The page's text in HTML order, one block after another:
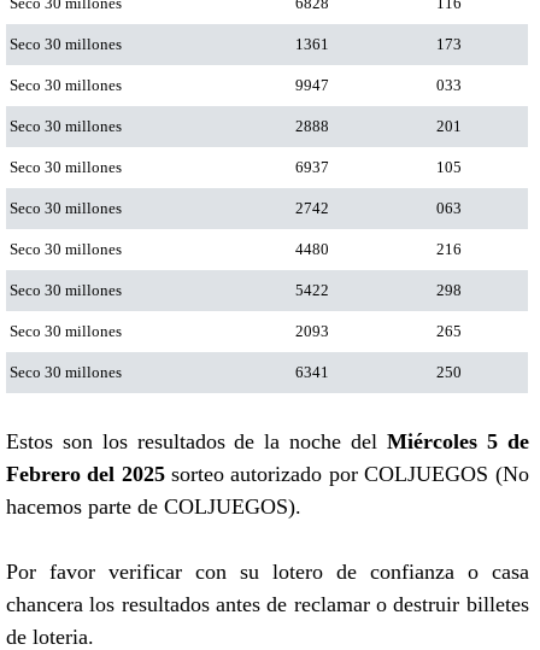
Seco 30 millones 1361 173
Seco 30 millones 9947 033
Seco 30 millones 2888 201
Seco 30 millones 6937 105
Seco 30 millones 2742 063
Seco 30 millones 4480 216
Seco 30 millones 5422 298
Seco 30 millones 2093 265
Seco 30 millones 6341 250
Estos son los resultados de la noche del Miércoles 5 de
Febrero del 2025sorteo autorizado por COLJUEGOS (No
hacemos parte de COLJUEGOS).
Por favor verificar con su lotero de confianza o casa
chancera los resultados antes de reclamar o destruir billetes
de loteria.